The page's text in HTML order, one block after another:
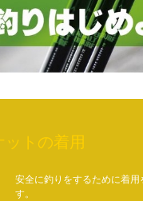
トの着用
安全に釣りをするために着用
す。